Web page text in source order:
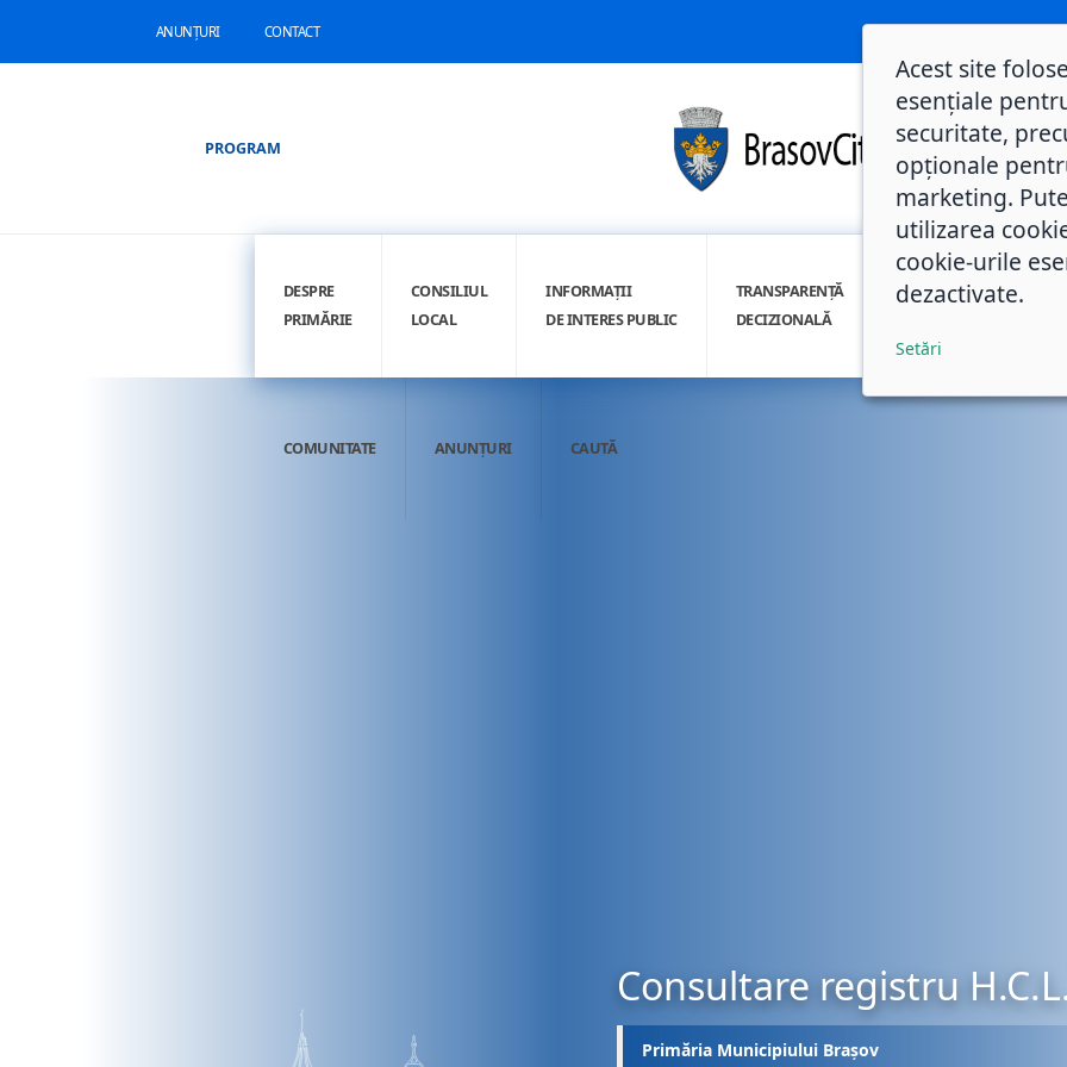
ANUNȚURI CONTACT
PROGRAM
DESPRE
PRIMĂRIE
CONSILIUL
LOCAL
INFORMAȚII
DE INTERES PUBLIC
TRANSPARENȚĂ
DECIZIONALĂ
INTEGRITATE
COMUNITATE ANUNȚURI CAUTĂ
Consultare registru
Primăria Municipiului Brașov
Acest site
esențiale
securitate,
opționale
marketing.
utilizarea
cookie-urile
dezactivate.
Setări